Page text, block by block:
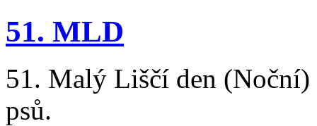
51. MLD
51. Malý Liščí den (Noční)
psů.